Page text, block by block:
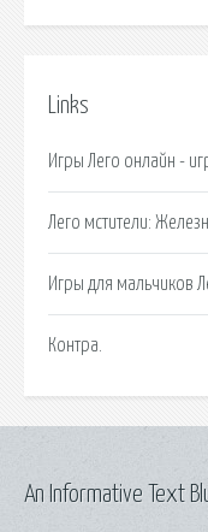
Links
Игры Лего онлайн -
Лего мстители:
Игры для мальчиков
Контра.
An Informative Text